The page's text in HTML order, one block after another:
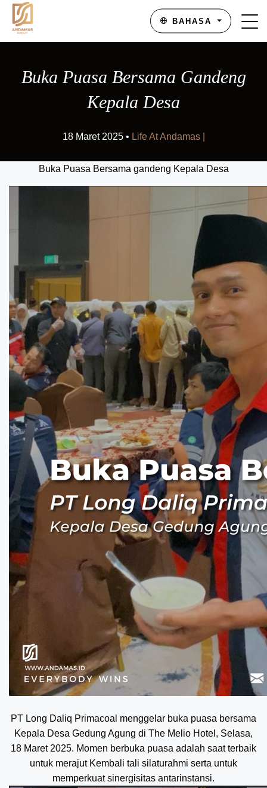
BAHASA
Buka Puasa Bersama Gandeng
Kepala Desa
18 Maret 2025 • Life At Andamas |
Buka Puasa Bersama gandeng Kepala Desa
PT Long Daliq Primacoal menggelar buka puasa bersama
Kepala Desa Gedung Agung di The Melio Hotel, Selasa,
18 Maret 2025. Momen berbuka puasa adalah saat terbaik
untuk merajut Kembali tali silaturahmi serta untuk
memperkuat sinergisitas antarinstansi.